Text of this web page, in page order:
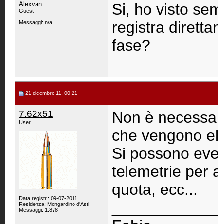
Alexvan
Guest
Messaggi: n/a
Si, ho visto
registra
fase?
21 dicembre 11, 00:21
7.62x51
User
Data registr.: 09-07-2011
Residenza: Mongardino d'Asti
Messaggi: 1.878
Non è
che vengono
Si possono
telemetrie per
quota, ecc...